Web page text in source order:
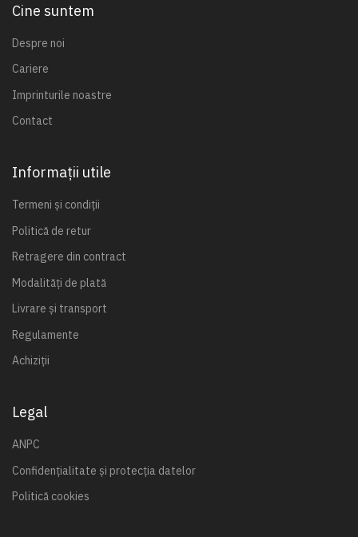
Cine suntem
Despre noi
Cariere
Imprinturile noastre
Contact
Informații utile
Termeni și condiții
Politică de retur
Retragere din contract
Modalități de plată
Livrare și transport
Regulamente
Achiziții
Legal
ANPC
Confidențialitate și protecția datelor
Politică cookies